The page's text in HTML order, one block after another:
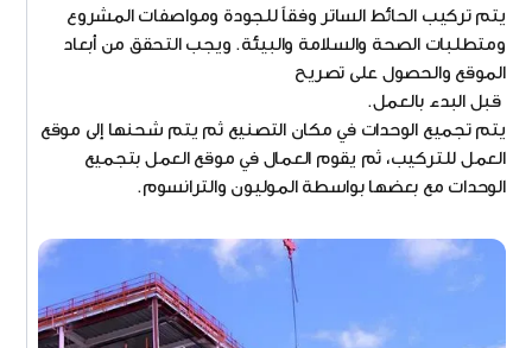
يتم تركيب الحائط الساتر وفقاً للجودة ومواصفات المشروع
ومتطلبات الصحة والسلامة والبيئة. ويجب التحقق من أبعاد
الموقع والحصول على تصريح
قبل البدء بالعمل.
يتم تجميع الوحدات في مكان التصنيع ثم يتم شحنها إلى موقع
العمل للتركيب، ثم يقوم العمال في موقع العمل بتجميع
الوحدات مع بعضها بواسطة الموليون والترانسوم.